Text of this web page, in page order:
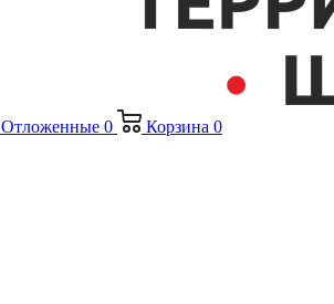
Отложенные 0 Корзина 0